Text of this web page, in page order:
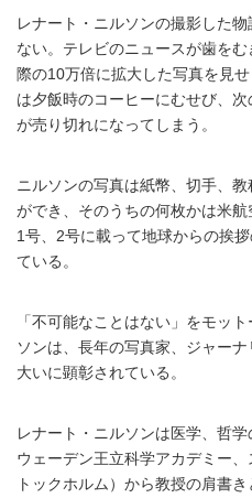
レナート・ニルソンの撮影した
ない。テレビのニュースが歯を
際の10万倍に拡大した写真を見
は夕飯時のコーヒーにむせび、
が売り切れになってしまう。
ニルソンの写真は紙幣、切手、
ができ、そのうちの何枚かは米
1号、2号に載って地球からの挨
ている。
「不可能なことはない」をモッ
ソンは、長年の写真家、ジャー
大いに顕彰されている。
レナート・ニルソンは医学、哲
ウェーデン王立科学アカデミー
トックホルム）から教授の肩書